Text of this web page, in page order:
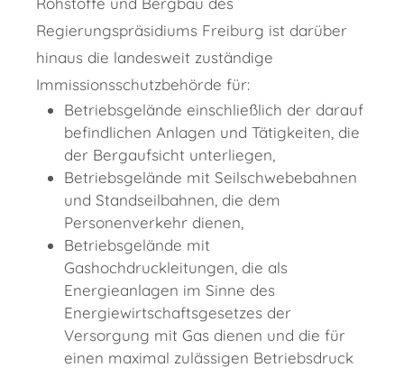
Regierungspräsidiums Freiburg ist darüber
hinaus die landesweit zuständige
Immissionsschutzbehörde für:
Betriebsgelände einschließlich der darauf
befindlichen Anlagen und Tätigkeiten, die
der Bergaufsicht unterliegen,
Betriebsgelände mit Seilschwebebahnen
und Standseilbahnen, die dem
Personenverkehr dienen,
Betriebsgelände mit
Gashochdruckleitungen, die als
Energieanlagen im Sinne des
Energiewirtschaftsgesetzes der
Versorgung mit Gas dienen und die für
einen maximal zulässigen Betriebsdruck